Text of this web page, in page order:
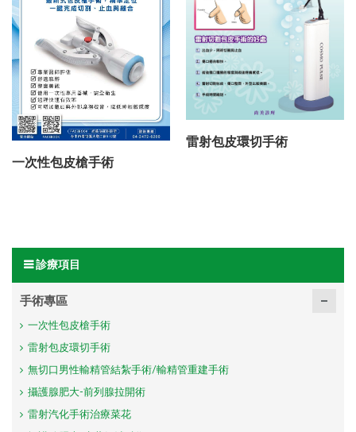
一次性包皮槍手術
雷射包皮環切手術
診療項目
手術專區
一次性包皮槍手術
雷射包皮環切手術
無切口男性輸精管結紮手術/輸精管重建手術
攝護腺肥大-前列腺拉開術
雷射汽化手術治療菜花